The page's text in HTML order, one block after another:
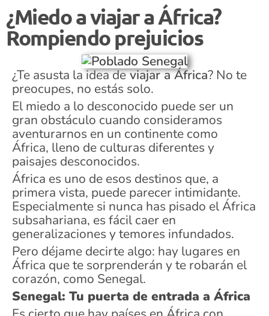
¿Miedo a viajar a África?
Rompiendo prejuicios
¿Te asusta la idea deviajar a África? No te
preocupes, no estás solo.
El miedo a lo desconocido puede ser un
gran obstáculo cuando consideramos
aventurarnos en un continente como
África, lleno de culturas diferentes y
paisajes desconocidos.
África es uno de esos destinos que, a
primera vista, puede parecer intimidante.
Especialmente si nunca has pisado el África
subsahariana, es fácil caer en
generalizaciones y temores infundados.
Pero déjame decirte algo: hay lugares en
África que te sorprenderán y te robarán el
corazón, como Senegal.
Senegal: Tu puerta de entrada a África